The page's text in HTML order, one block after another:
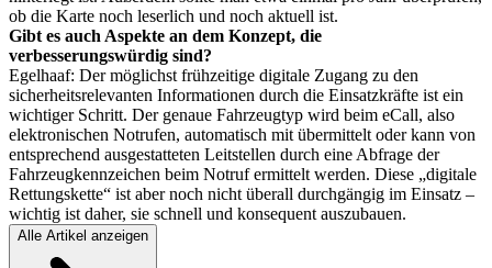
ob die Karte noch leserlich und noch aktuell ist.
Gibt es auch Aspekte an dem Konzept, die
verbesserungswürdig sind?
Egelhaaf: Der möglichst frühzeitige digitale Zugang zu den
sicherheitsrelevanten Informationen durch die Einsatzkräfte ist ein
wichtiger Schritt. Der genaue Fahrzeugtyp wird beim eCall, also
elektronischen Notrufen, automatisch mit übermittelt oder kann von
entsprechend ausgestatteten Leitstellen durch eine Abfrage der
Fahrzeugkennzeichen beim Notruf ermittelt werden. Diese „digitale
Rettungskette“ ist aber noch nicht überall durchgängig im Einsatz –
wichtig ist daher, sie schnell und konsequent auszubauen.
Alle Artikel anzeigen